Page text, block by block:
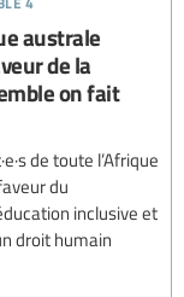
australe
de la
on fait
de toute l’Afrique
du
inclusive et
droit humain